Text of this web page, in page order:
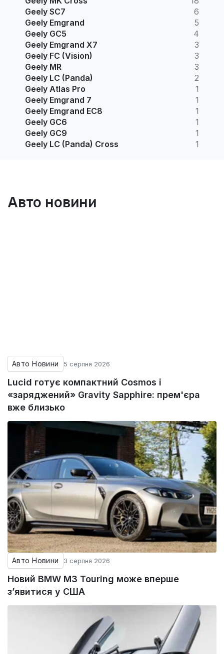
Geely SC7
6
Geely Emgrand
5
Geely GC5
4
Geely Emgrand X7
3
Geely FC (Vision)
3
Geely MR
3
Geely LC (Panda)
2
Geely Atlas Pro
1
Geely Emgrand 7
1
Geely Emgrand EC8
1
Geely GC6
1
Geely GC9
1
Geely LC (Panda) Cross
1
Авто новини
Авто Новини 5 серпня 2026
Lucid готує компактний Cosmos і
«заряджений» Gravity Sapphire: прем'єра
вже близько
Авто Новини 3 серпня 2026
Новий BMW M3 Touring може вперше
з’явитися у США